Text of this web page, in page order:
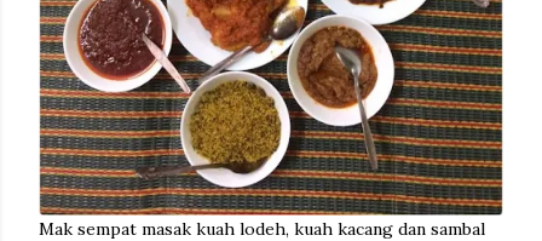
Mak sempat masak kuah lodeh, kuah kacang dan sambal